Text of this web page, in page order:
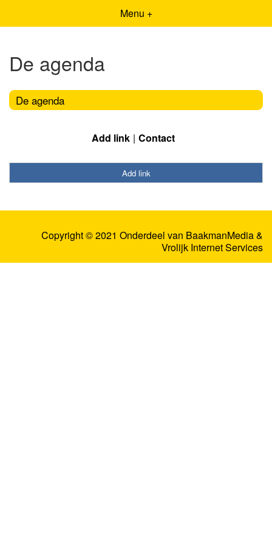
Menu +
De agenda
De agenda
Add link Contact
Add link
Copyright © 2021 Onderdeel van BaakmanMedia&
Vrolijk Internet Services